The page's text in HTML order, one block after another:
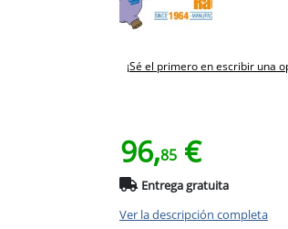
¡Sé el primero en escribir una
96,85 €
Entrega gratuita
Ver la descripción completa